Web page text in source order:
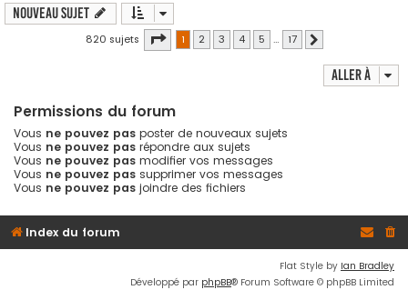
Nouveau sujet
820 sujets Page 1sur17
1 2 3 4 5 … 17
Aller à
Permissions du forum
Vous ne pouvez pas poster de nouveaux sujets
Vous ne pouvez pas répondre aux sujets
Vous ne pouvez pas modifier vos messages
Vous ne pouvez pas supprimer vos messages
Vous ne pouvez pas joindre des fichiers
Index du forum
Flat Style by Ian Bradley
Développé par phpBB® Forum Software © phpBB Limited